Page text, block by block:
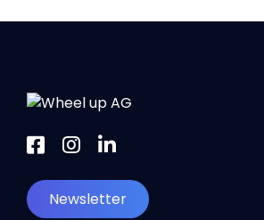
Newsletter